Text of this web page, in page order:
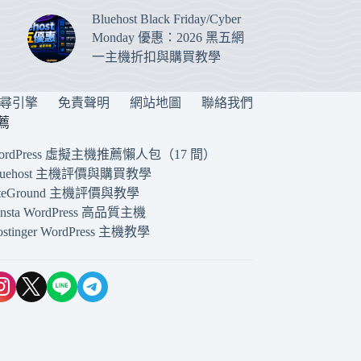
Bluehost Black Friday/Cyber
Monday 優惠：2026 黑五網
一主機折扣與購買教學
引擎 免責聲明 網站地圖 聯絡我們
虛擬主機推薦懶人包（17 間）
主機評價與購買教學
主機評價與教學
WordPress 高品質主機
WordPress 主機教學